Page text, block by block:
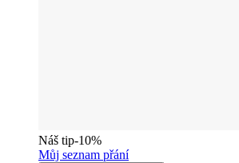
Náš tip-10%
Můj seznam přání